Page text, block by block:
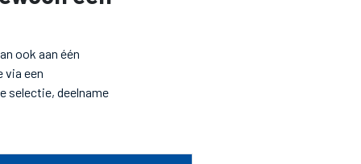
ook aan één
via een
selectie, deelname